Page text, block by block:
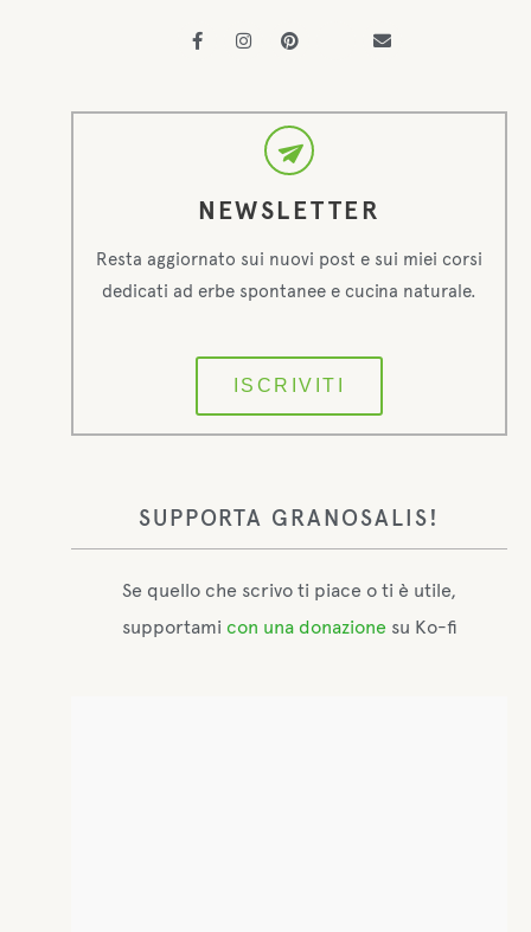
NEWSLETTER
Resta aggiornato sui nuovi post e sui miei corsi
dedicati ad erbe spontanee e cucina naturale.
ISCRIVITI
SUPPORTA GRANOSALIS!
Se quello che scrivo ti piace o ti è utile,
supportami con una donazionesu Ko-fi